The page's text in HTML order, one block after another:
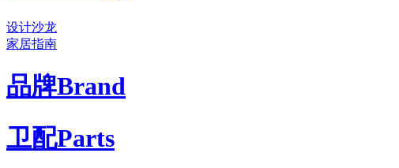
设计沙龙
家居指南
品牌Brand
卫配Parts